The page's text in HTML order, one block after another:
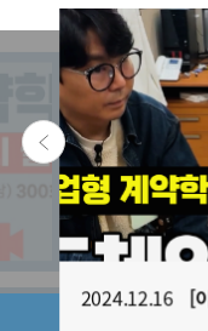
2024.12.16